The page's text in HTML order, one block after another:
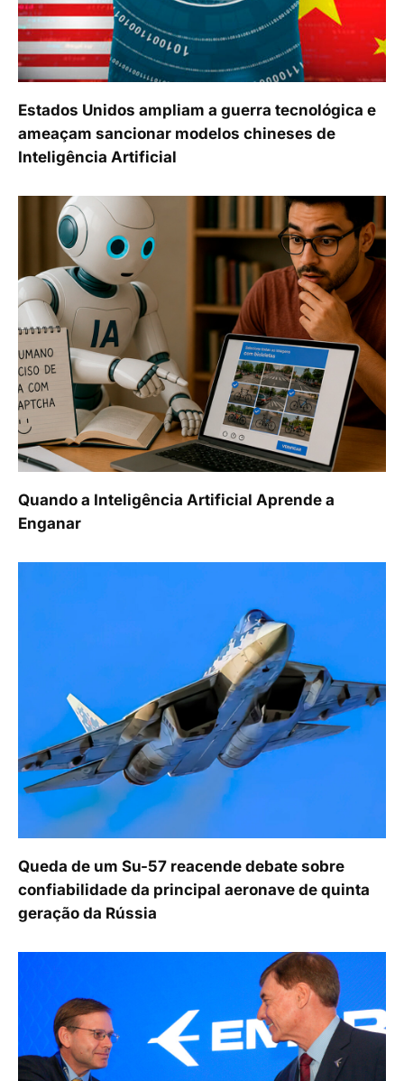
Estados Unidos ampliam a guerra tecnológica e
ameaçam sancionar modelos chineses de
Inteligência Artificial
Quando a Inteligência Artificial Aprende a
Enganar
Queda de um Su-57 reacende debate sobre
confiabilidade da principal aeronave de quinta
geração da Rússia